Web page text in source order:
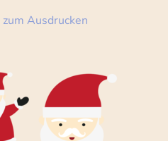
Ausdrucken